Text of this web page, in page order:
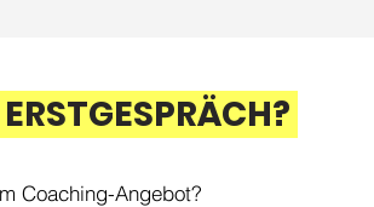
Coaching-Angebot?